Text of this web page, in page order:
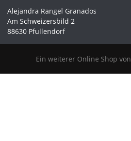
Alejandra Rangel Granados
Am Schweizersbild 2
88630 Pfullendorf
Ein weiterer Online Shop von